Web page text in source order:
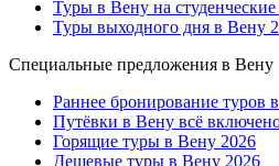
Туры в Вену на
Туры выходного дня в Вену
Специальные предложения в Вену
Раннее бронирование туров
Путёвки в Вену всё
Горящие туры в Вену 2026
Дешевые туры в Вену 2026